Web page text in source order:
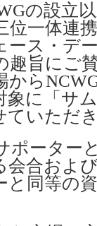
の設立
位一体連
ース・デ
趣旨にご
から
象に「サ
ていただ
ポーター
会合およ
と同等の